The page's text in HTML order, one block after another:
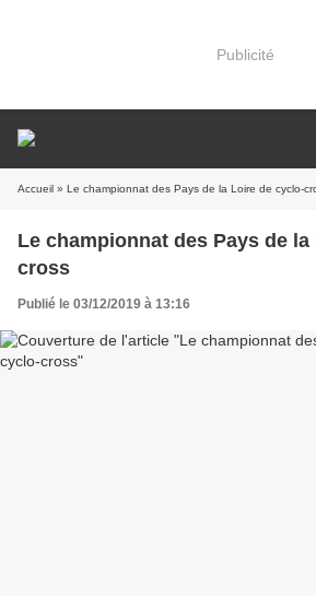
Publicité
Accueil » Le championnat des Pays de la Loire de cyclo-
Le championnat des Pays de
cross
Publié le 03/12/2019 à 13:16